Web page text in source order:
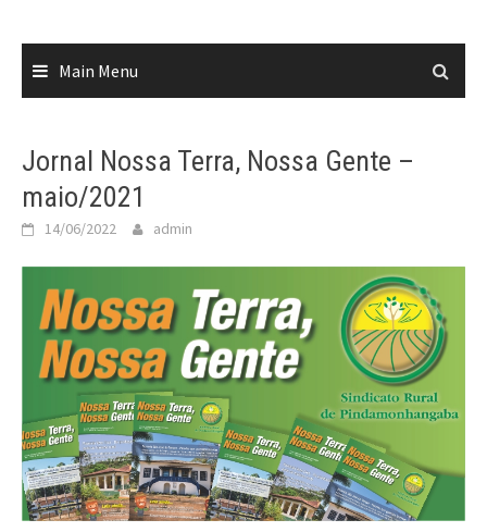
Main Menu
Jornal Nossa Terra, Nossa Gente –
maio/2021
14/06/2022 admin